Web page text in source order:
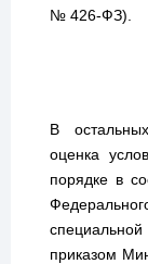
№ 426-ФЗ).
В
оценка
порядке в
приказом